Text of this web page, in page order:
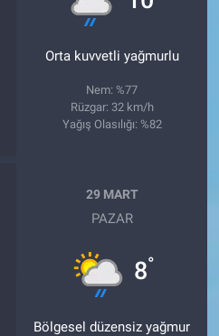
Orta kuvvetli yağmurlu
Nem: %77
Rüzgar: 32 km/h
Yağış Olasılığı: %82
29 MART
PAZAR
8°
Bölgesel düzensiz yağmur